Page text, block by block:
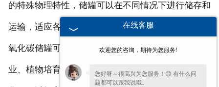
的特殊物理特性，储罐可以在不同情况下进行储存和
运输，适应各种工艺和工作条件。这种灵活性使得二
氧化碳储罐可以广泛应用于食品和饮料工业、医疗行
业、植物培育、消防等领域。同时，储罐的设计优
在线客服
欢迎您的咨询，期待为您服务!
您好呀～很高兴为您服务！😊 有什么问
题都可以跟我说哦。